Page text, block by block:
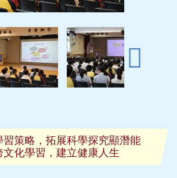
習策略，拓展科學探究顯潛能
文化學習，建立健康人生